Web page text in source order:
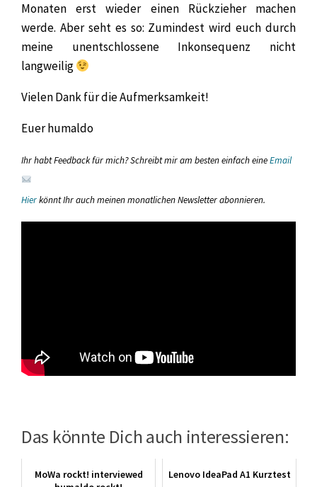
Monaten erst wieder einen Rückzieher machen
werde. Aber seht es so: Zumindest wird euch durch
meine unentschlossene Inkonsequenz nicht
langweilig
Vielen Dank für die Aufmerksamkeit!
Euer humaldo
Ihr habt Feedback für mich? Schreibt mir am besten einfach eineEmail
Hierkönnt Ihr auch meinen monatlichen Newsletter abonnieren.
Das könnte Dich auch interessieren:
MoWa rockt! interviewed
Lenovo IdeaPad A1 Kurztest